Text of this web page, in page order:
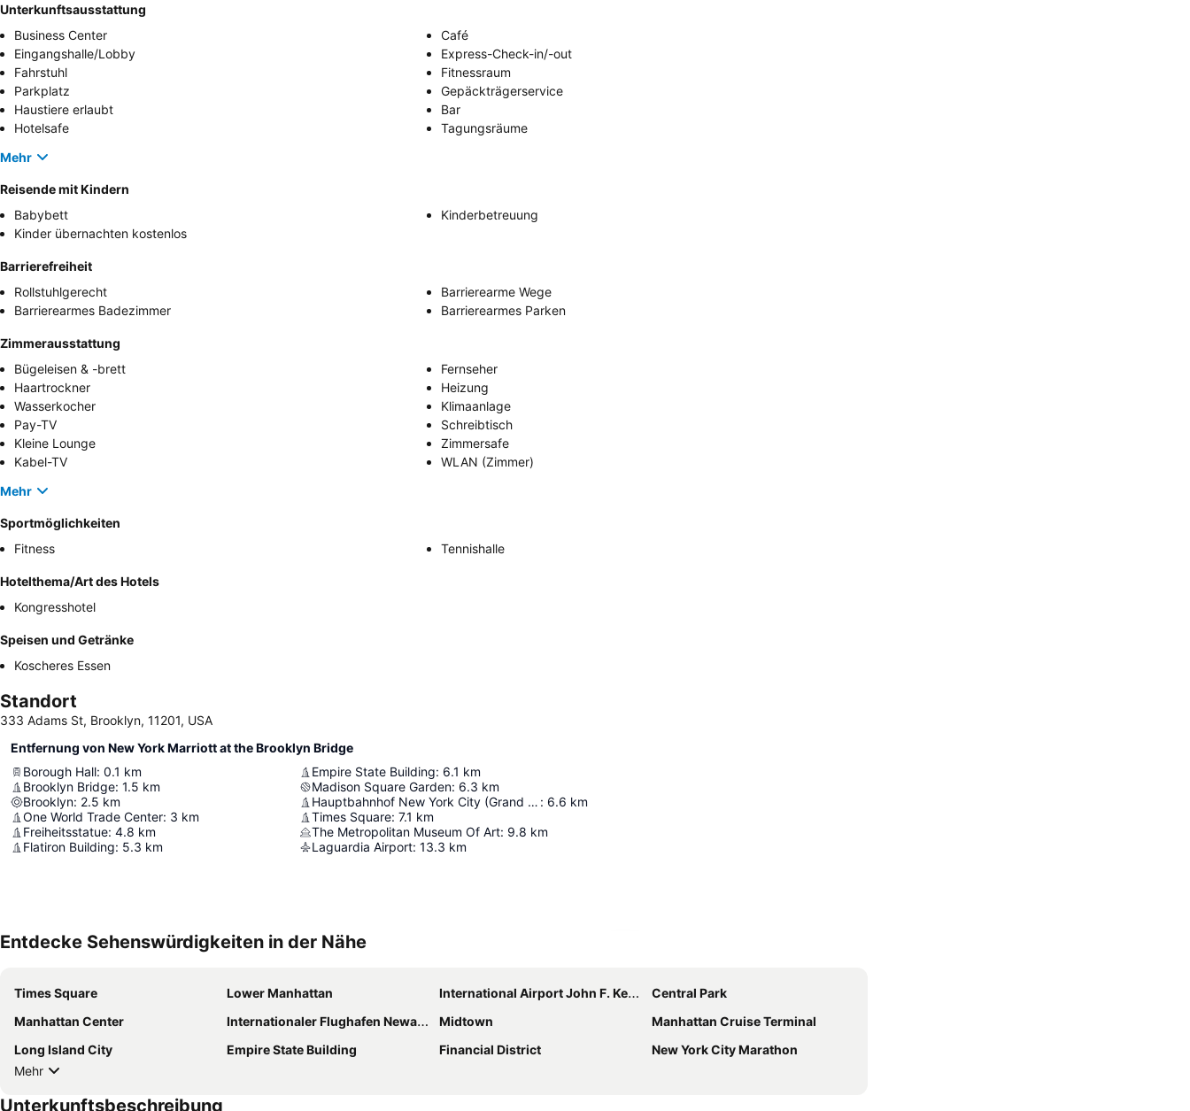
Unterkunftsausstattung
Business Center
Café
Eingangshalle/Lobby
Express-Check-in/-out
Fahrstuhl
Fitnessraum
Parkplatz
Gepäckträgerservice
Haustiere erlaubt
Bar
Hotelsafe
Tagungsräume
Mehr
Reisende mit Kindern
Babybett
Kinderbetreuung
Kinder übernachten kostenlos
Barrierefreiheit
Rollstuhlgerecht
Barrierearme Wege
Barrierearmes Badezimmer
Barrierearmes Parken
Zimmerausstattung
Bügeleisen & -brett
Fernseher
Haartrockner
Heizung
Wasserkocher
Klimaanlage
Pay-TV
Schreibtisch
Kleine Lounge
Zimmersafe
Kabel-TV
WLAN (Zimmer)
Mehr
Sportmöglichkeiten
Fitness
Tennishalle
Hotelthema/Art des Hotels
Kongresshotel
Speisen und Getränke
Koscheres Essen
Standort
333 Adams St, Brooklyn, 11201, USA
Entfernung von New York Marriott at the Brooklyn Bridge
Borough Hall: 0.1 km
Brooklyn Bridge: 1.5 km
Brooklyn: 2.5 km
One World Trade Center: 3 km
Freiheitsstatue: 4.8 km
Flatiron Building: 5.3 km
Empire State Building: 6.1 km
Madison Square Garden: 6.3 km
Hauptbahnhof New York City (Grand Central) : 6.6 km
Times Square: 7.1 km
The Metropolitan Museum Of Art: 9.8 km
Laguardia Airport: 13.3 km
Entdecke Sehenswürdigkeiten in der Nähe
Times Square Lower Manhattan International Airport John F. Kennedy
Central Park
Manhattan Center
Internationaler Flughafen Newark Liberty Midtown
Manhattan Cruise Terminal
Long Island City
Empire State Building Financial District
New York City Marathon
Mehr
Unterkunftsbeschreibung